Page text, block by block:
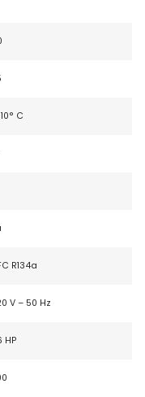
C
R134a
V – 50 Hz
HP